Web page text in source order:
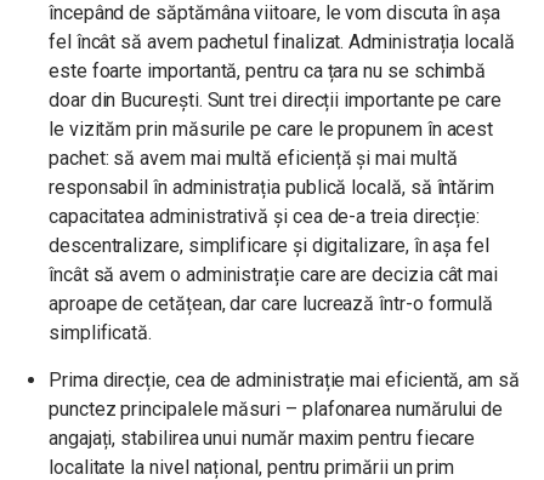
începând de săptămâna viitoare, le vom discuta în așa
fel încât să avem pachetul finalizat. Administrația locală
este foarte importantă, pentru ca țara nu se schimbă
doar din București. Sunt trei direcții importante pe care
le vizităm prin măsurile pe care le propunem în acest
pachet: să avem mai multă eficiență și mai multă
responsabil în administrația publică locală, să întărim
capacitatea administrativă și cea de-a treia direcție:
descentralizare, simplificare și digitalizare, în așa fel
încât să avem o administrație care are decizia cât mai
aproape de cetățean, dar care lucrează într-o formulă
simplificată.
Prima direcție, cea de administrație mai eficientă, am să
punctez principalele măsuri – plafonarea numărului de
angajați, stabilirea unui număr maxim pentru fiecare
localitate la nivel național, pentru primării un prim